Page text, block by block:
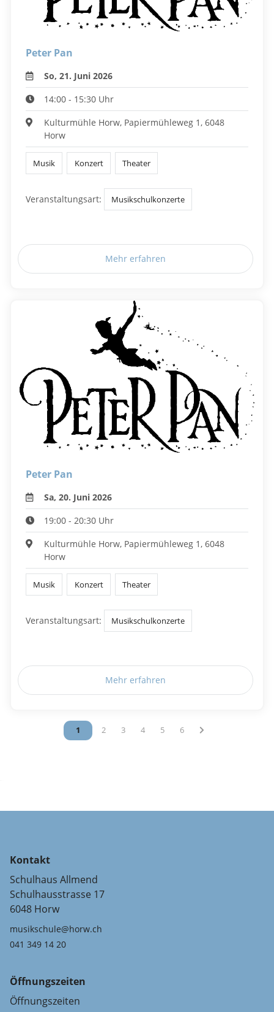
Peter Pan
So, 21. Juni 2026
14:00 - 15:30 Uhr
Kulturmühle Horw, Papiermühleweg 1, 6048
Horw
Musik Konzert Theater
Veranstaltungsart: Musikschulkonzerte
Mehr erfahren
Peter Pan
Sa, 20. Juni 2026
19:00 - 20:30 Uhr
Kulturmühle Horw, Papiermühleweg 1, 6048
Horw
Musik Konzert Theater
Veranstaltungsart: Musikschulkonzerte
Mehr erfahren
Vous êtes sur la page
1 Vous êtes sur la page
2 Vous êtes sur la page
3 Vous êtes sur la page
4 Vous êtes sur la page
5 Vous êtes sur la page
6
Kontakt
Schulhaus Allmend
Schulhausstrasse 17
6048 Horw
musikschule@horw.ch
041 349 14 20
Öffnungszeiten
Öffnungszeiten